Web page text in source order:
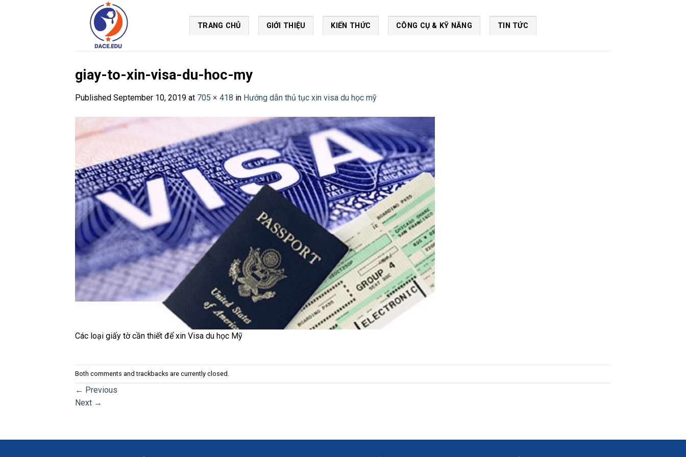
TRANG CHỦ GIỚI THIỆU KIẾN THỨC CÔNG CỤ & KỸ NĂNG TIN TỨC
giay-to-xin-visa-du-hoc-my
Published September 10, 2019 at 705 × 418 in Hướng dẫn thủ tục xin visa du học mỹ
Các loại giấy tờ cần thiết để xin Visa du học Mỹ
Both comments and trackbacks are currently closed.
← Previous
Next →